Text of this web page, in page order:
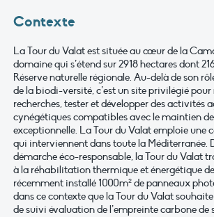
Contexte
La Tour du Valat est située au cœur de la
domaine qui s’étend sur 2918 hectares dont
Réserve naturelle régionale. Au-delà de son
de la biodi-versité, c’est un site privilégié pour
recherches, tester et développer des activités
cynégétiques compatibles avec le maintien
exceptionnelle. La Tour du Valat emploie une
qui interviennent dans toute la Méditerranée.
démarche éco-responsable, la Tour du Valat
à la réhabilitation thermique et énergétique
récemment installé 1000m² de panneaux
dans ce contexte que la Tour du Valat
de suivi évaluation de l’empreinte carbone de